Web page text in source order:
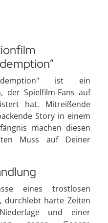
ist ein
der Spielfilm-Fans auf
hat. Mitreißende
Story in einem
machen diesen
Muss auf Deiner
eines trostlosen
durchlebt harte Zeiten
und einer